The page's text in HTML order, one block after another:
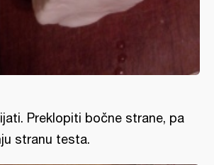
Preklopiti bočne strane, pa
stranu testa.